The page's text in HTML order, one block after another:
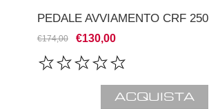
PEDALE AVVIAMENTO CRF 250
€174,00 €130,00